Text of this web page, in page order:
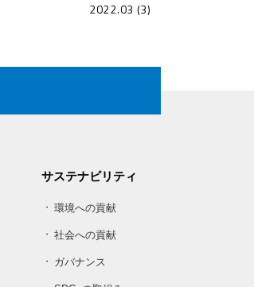
2022.03 (3)
サステナビリティ
環境への貢献
社会への貢献
ガバナンス